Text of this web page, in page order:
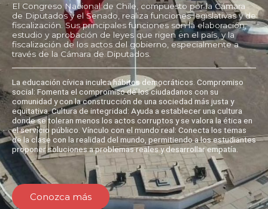
El Congreso Nacional de Chile, compuesto por la Cámara
de Diputados y el Senado, realiza funciones legislativas y de
fiscalización. Sus principales funciones son la elaboración,
estudio y aprobación de leyes que rigen en el país, y la
fiscalización de los actos del gobierno, especialmente a
través de la Cámara de Diputados.
La educación cívica inculca hábitos democráticos. Compromiso
social: Fomenta el compromiso de los ciudadanos con su
comunidad y con la construcción de una sociedad más justa y
equitativa. Cultura de integridad: Ayuda a establecer una cultura
donde se toleran menos los actos corruptos y se valora la ética en
el servicio público. Vínculo con el mundo real: Conecta los temas
de la clase con la realidad del mundo, permitiendo a los estudiantes
proponer soluciones a problemas reales y desarrollar empatía.
Conozca más